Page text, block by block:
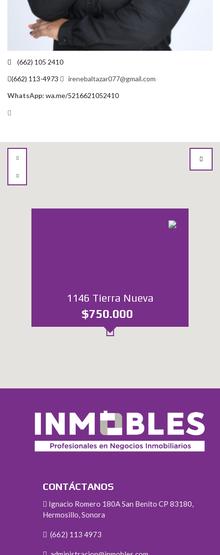
(662) 105 2410
(662) 113-4973
irenebaltazar077@gmail.com
WhatsApp: wa.me/5216621052410
1146 Tierra Nueva
$750.000
CONTÁCTANOS
Ignacio Romero 180A San Benito CP 83180,
Hermosillo, Sonora
(662) 113 4973